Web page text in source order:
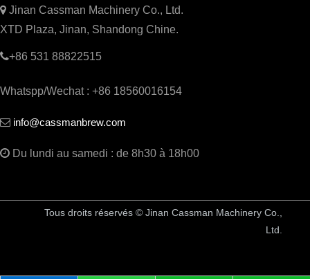
 Jinan Cassman Machinery Co., Ltd.
XTD Plaza, Jinan, Shandong Chine.
+86 531 88822515
Whatspp/Wechat : +86 18560016154
 info@cassmanbrew.com
 Du lundi au samedi : de 8h30 à 18h00
Tous droits réservés © Jinan Cassman Machinery Co.,
Ltd.